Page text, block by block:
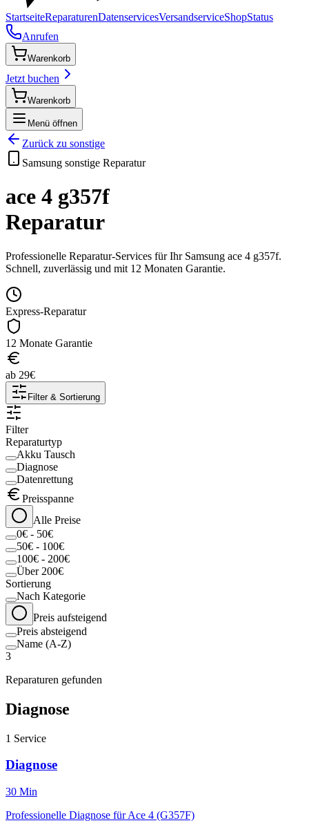
StartseiteReparaturenDatenservicesVersandserviceShopStatus
Anrufen
Warenkorb
Jetzt buchen
Warenkorb
Menü öffnen
Zurück zu sonstige
Samsung sonstige Reparatur
ace 4 g357f
Reparatur
Professionelle Reparatur-Services für Ihr Samsung ace 4 g357f.
Schnell, zuverlässig und mit 12 Monaten Garantie.
Express-Reparatur
12 Monate Garantie
ab 29€
Filter & Sortierung
Filter
Reparaturtyp
Akku Tausch
Diagnose
Datenrettung
Preisspanne
Alle Preise
0€ - 50€
50€ - 100€
100€ - 200€
Über 200€
Sortierung
Nach Kategorie
Preis aufsteigend
Preis absteigend
Name (A-Z)
3
Reparaturen gefunden
Diagnose
1 Service
Diagnose
30 Min
Professionelle Diagnose für Ace 4 (G357F)